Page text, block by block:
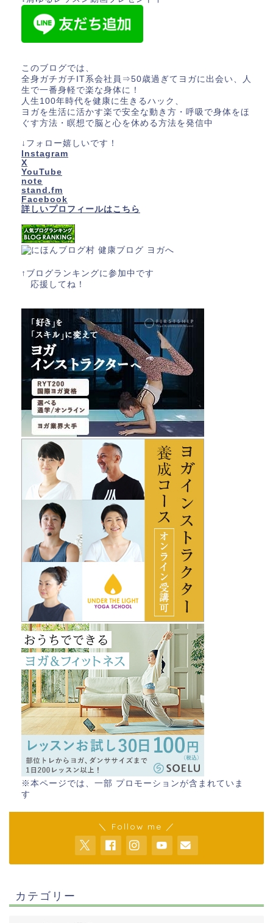
このブログでは、
全身ガチガチIT系会社員⇒50歳過ぎてヨガに出会い、人
生で一番身軽で楽な身体に！
人生100年時代を健康に生きるハック、
ヨガを生活に活かす楽で安全な動き方・呼吸で身体をほ
ぐす方法・瞑想で脳と心を休める方法を発信中
↓フォロー嬉しいです！
Instagram
X
YouTube
note
stand.fm
Facebook
詳しいプロフィールはこちら
↑ブログランキングに参加中です
応援してね！
※本ページでは、一部 プロモーションが含まれていま
す
＼ Follow me ／
カテゴリー